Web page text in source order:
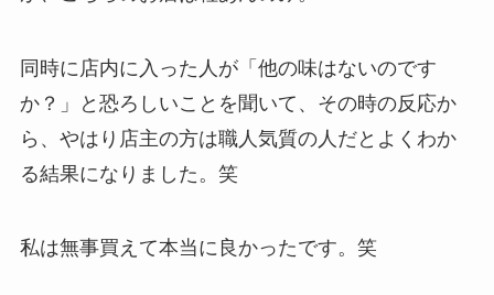
同時に店内に入った人が「他の味はないのです
か？」と恐ろしいことを聞いて、その時の反応か
ら、やはり店主の方は職人気質の人だとよくわか
る結果になりました。笑
私は無事買えて本当に良かったです。笑